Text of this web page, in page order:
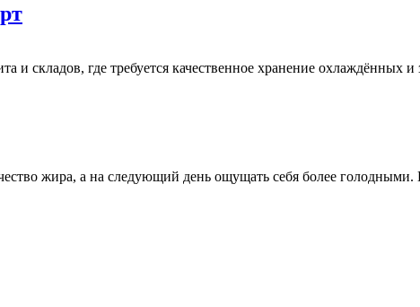
складов, где требуется качественное хранение охлаждённых
жира, а на следующий день ощущать себя более